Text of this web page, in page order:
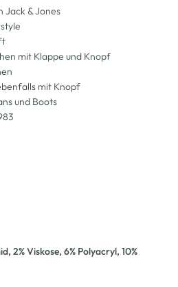
Jack & Jones
mit Klappe und Knopf
mit Knopf
und Boots
, 2% Viskose, 6% Polyacryl, 10%